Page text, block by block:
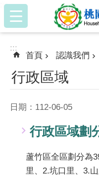
跳到主要內容區塊
:::
:::
首頁 認識我們
行政區域
日期：112-06-05
行政區域劃
蘆竹區全區劃分為
里、2.坑口里、3.